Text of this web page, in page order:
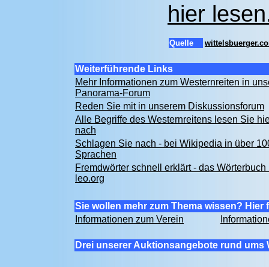
hier
Quelle
Weiterführende Links
Mehr Informationen zum Westernreiten in
Panorama-Forum
Reden Sie mit in unserem Diskussionsforum
Alle Begriffe des Westernreitens lesen Sie
nach
Schlagen Sie nach - bei Wikipedia in über
Sprachen
Fremdwörter schnell erklärt - das Wörterbuch
leo.org
Sie wollen mehr zum Thema wissen? Hier
Informationen zum Verein
Drei unserer Auktionsangebote rund ums